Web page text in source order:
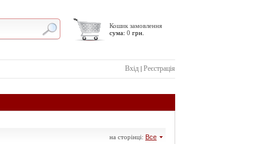
Кошик замовлення
сума: 0 грн.
Вхід | Реєстрація
на сторінці: Все